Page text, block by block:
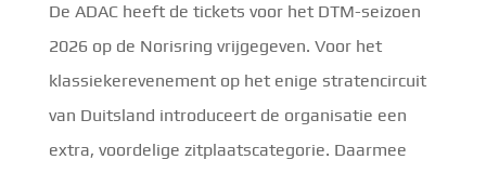
De ADAC heeft de tickets voor het DTM-seizoen
2026 op de Norisring vrijgegeven. Voor het
klassiekerevenement op het enige stratencircuit
van Duitsland introduceert de organisatie een
extra, voordelige zitplaatscategorie. Daarmee